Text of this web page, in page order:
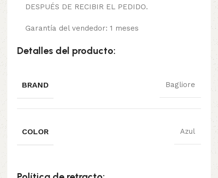
DESPUÉS DE RECIBIR EL PEDIDO.
Garantía del vendedor: 1 meses
Detalles del producto:
BRAND Bagliore
COLOR Azul